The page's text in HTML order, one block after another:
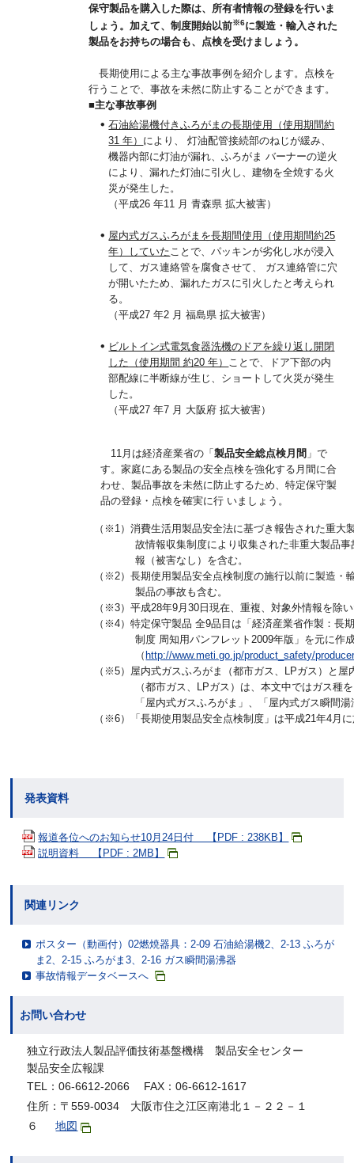
保守製品を購入した際は、所有者情報の登録を行いま
しょう。加えて、制度開始以前※6に製造・輸入された
製品をお持ちの場合も、点検を受けましょう。
長期使用による主な事故事例を紹介します。点検を
行うことで、事故を未然に防止することができます。
■主な事故事例
石油給湯機付きふろがまの長期使用（使用期間約
31 年） により、 灯油配管接続部のねじが緩み、
機器内部に灯油が漏れ、ふろがま バーナーの逆火
により、漏れた灯油に引火し、建物を全焼する火
災が発生した。
（平成26 年11 月 青森県 拡大被害）
屋内式ガスふろがまを長期間使用（使用期間約25
年）していたことで、パッキンが劣化し水が浸入
して、ガス連絡管を腐食させて、 ガス連絡管に穴
が開いたため、漏れたガスに引火したと考えられ
る。
（平成27 年2 月 福島県 拡大被害）
ビルトイン式電気食器洗機のドアを繰り返し開閉
した（使用期間 約20 年） ことで、ドア下部の内
部配線に半断線が生じ、ショートして火災が発生
した。
（平成27 年7 月 大阪府 拡大被害）
11月は経済産業省の「製品安全総点検月間 」で
す。家庭にある製品の安全点検を強化する月間に合
わせ、製品事故を未然に防止するため、特定保守製
品の登録・点検を確実に行 いましょう。
（※1）消費生活用製品安全法に基づき報告された重大
故情報収集制度により収集された非重大製品
報（被害なし）を含む。
（※2）長期使用製品安全点検制度の施行以前に製造・
製品の事故も含む。
（※3）平成28年9月30日現在、重複、対象外情報を除
（※4）特定保守製品 全9品目は「経済産業省作製：長
制度 周知用パンフレット2009年版」を元に作
（ http://www.meti.go.jp/product_safety/
（※5）屋内式ガスふろがま（都市ガス、LPガス）と屋
（都市ガス、LPガス）は、本文中ではガス種
「屋内式ガスふろがま」、「屋内式ガス瞬間
（※6）「長期使用製品安全点検制度」は平成21年4月
発表資料
報道各位へのお知らせ10月24日付 【PDF : 238KB】
説明資料 【PDF : 2MB】
関連リンク
ポスター（動画付）02燃焼器具：2-09 石油給湯機2、2-13 ふろが
ま2、2-15 ふろがま3、2-16 ガス瞬間湯沸器
事故情報データベースへ
お問い合わせ
独立行政法人製品評価技術基盤機構 製品安全センター
製品安全広報課
TEL：06-6612-2066 FAX：06-6612-1617
住所：〒559-0034 大阪市住之江区南港北１－２２－１
６
地図